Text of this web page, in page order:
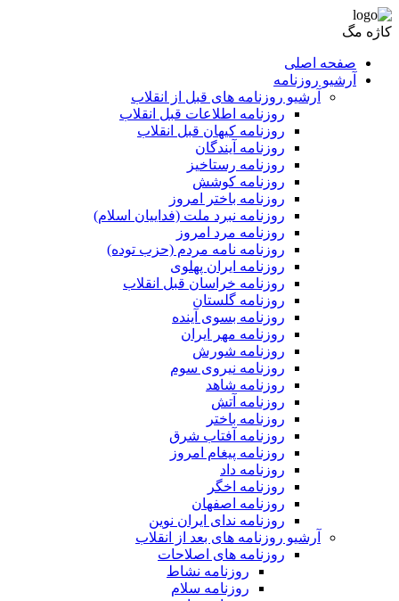
کاژه مگ
صفحه اصلی
آرشیو روزنامه
آرشیو روزنامه های قبل از انقلاب
روزنامه اطلاعات قبل انقلاب
روزنامه کیهان قبل انقلاب
روزنامه آیندگان
روزنامه رستاخیز
روزنامه کوشش
روزنامه باختر امروز
روزنامه نبرد ملت (فداییان اسلام)
روزنامه مرد امروز
روزنامه نامه مردم (حزب توده)
روزنامه ایران پهلوی
روزنامه خراسان قبل انقلاب
روزنامه گلستان
روزنامه بسوی آینده
روزنامه مهر ایران
روزنامه شورش
روزنامه نیروی سوم
روزنامه شاهد
روزنامه آتش
روزنامه باختر
روزنامه آفتاب شرق
روزنامه پیغام امروز
روزنامه داد
روزنامه اخگر
روزنامه اصفهان
روزنامه ندای ایران نوین
آرشیو روزنامه های بعد از انقلاب
روزنامه های اصلاحات
روزنامه نشاط
روزنامه سلام